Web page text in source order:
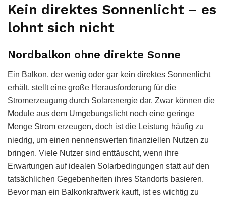
Kein direktes Sonnenlicht – es
lohnt sich nicht
Nordbalkon ohne direkte Sonne
Ein Balkon, der wenig oder gar kein direktes Sonnenlicht
erhält, stellt eine große Herausforderung für die
Stromerzeugung durch Solarenergie dar. Zwar können die
Module aus dem Umgebungslicht noch eine geringe
Menge Strom erzeugen, doch ist die Leistung häufig zu
niedrig, um einen nennenswerten finanziellen Nutzen zu
bringen. Viele Nutzer sind enttäuscht, wenn ihre
Erwartungen auf idealen Solarbedingungen statt auf den
tatsächlichen Gegebenheiten ihres Standorts basieren.
Bevor man ein Balkonkraftwerk kauft, ist es wichtig zu